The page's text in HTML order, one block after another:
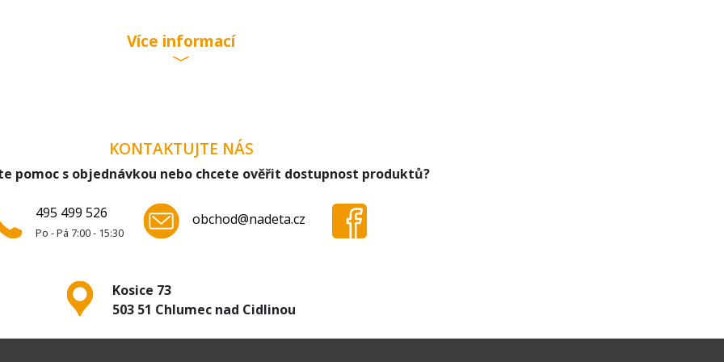
Více informací
KONTAKTUJTE NÁS
pomoc s objednávkou nebo chcete ověřit dostupnost produktů?
495 499 526
Po - Pá 7:00 - 15:30
obchod@nadeta.cz
Kosice 73
503 51 Chlumec nad Cidlinou